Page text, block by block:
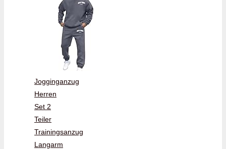
Jogginganzug
Herren
Set 2
Teiler
Trainingsanzug
Langarm